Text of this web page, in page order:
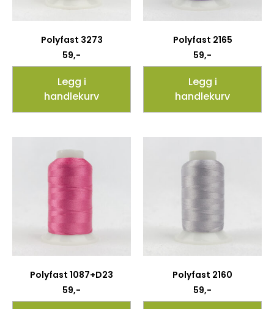
Polyfast 3273
59,-
Legg i
handlekurv
Polyfast 2165
59,-
Legg i
handlekurv
Polyfast 1087+D23
59,-
Polyfast 2160
59,-